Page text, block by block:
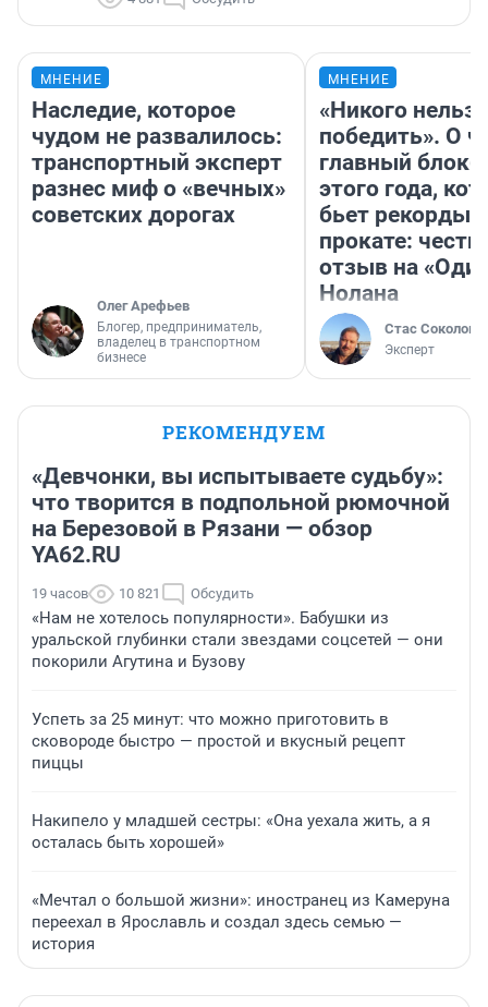
МНЕНИЕ
Наследие, которое
чудом не развалилось:
транспортный эксперт
разнес миф о «вечных»
советских дорогах
Олег Арефьев
Блогер, предприниматель,
владелец в транспортном
бизнесе
МНЕНИЕ
«Никого нельзя
победить». О
главный
этого года,
бьет рекорды в
прокате:
отзыв на
Нолана
Стас Соколов
Эксперт
РЕКОМЕНДУЕМ
«Девчонки, вы испытываете судьбу»:
что творится в подпольной рюмочной
на Березовой в Рязани — обзор
YA62.RU
19 часов 10 821 Обсудить
«Нам не хотелось популярности». Бабушки из
уральской глубинки стали звездами соцсетей — они
покорили Агутина и Бузову
Успеть за 25 минут: что можно приготовить в
сковороде быстро — простой и вкусный рецепт
пиццы
Накипело у младшей сестры: «Она уехала жить, а я
осталась быть хорошей»
«Мечтал о большой жизни»: иностранец из Камеруна
переехал в Ярославль и создал здесь семью —
история